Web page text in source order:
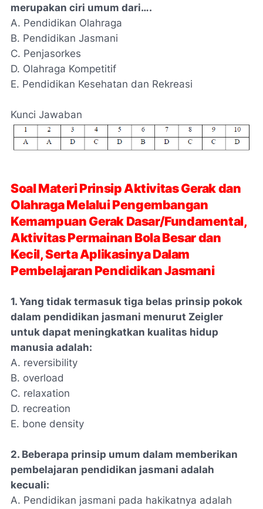
merupakan ciri umum dari….
A. Pendidikan Olahraga
B. Pendidikan Jasmani
C. Penjasorkes
D. Olahraga Kompetitif
E. Pendidikan Kesehatan dan Rekreasi
Kunci Jawaban
Soal Materi Prinsip Aktivitas Gerak dan
Olahraga Melalui Pengembangan
Kemampuan Gerak Dasar/Fundamental,
Aktivitas Permainan Bola Besar dan
Kecil, Serta Aplikasinya Dalam
Pembelajaran Pendidikan Jasmani
1. Yang tidak termasuk tiga belas prinsip pokok
dalam pendidikan jasmani menurut Zeigler
untuk dapat meningkatkan kualitas hidup
manusia adalah:
A. reversibility
B. overload
C. relaxation
D. recreation
E. bone density
2. Beberapa prinsip umum dalam memberikan
pembelajaran pendidikan jasmani adalah
kecuali:
A. Pendidikan jasmani pada hakikatnya adalah